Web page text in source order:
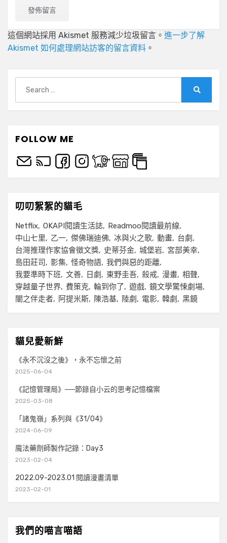
這個網站採用 Akismet 服務減少垃圾留言。 進一步了解
Akismet 如何處理網站訪客的留言資料 。
for:
FOLLOW ME
叨叨絮絮的貓毛
Netflix OKAPI閱讀生活誌
Readmoo閱讀最前線
中山七里
乙一 傑佛瑞迪佛 冰與火之歌 動畫
台劇
台灣推理作家協會徵文獎
史蒂芬金 城堡岩
宮部美幸
島田莊司
影集 怪奇物語 我們與惡的距離
我要準時下班
文善 日劇 東野圭吾 殺戒 漫畫 相聲
穿越量子世界
費策克 輪到你了 遊戲 鏡文學驚悚劇場
闇之伴走者
阿提米斯 陳浩基 陸劇 電影 韓劇 黑鏡
貓兒愛新鮮
《永不沉沒之後》，永不忘懷之前
2025-06-04
《記憶管理局》──節錄自小云的思考記憶檔案
2025-03-08
「諸鬼嶺」系列與《31/04》
2024-06-09
魔法藥劑師製作記錄：Day3
2023-02-04
2022.09-2023.01 閱讀漫畫清單
2023-02-01
我們的喵言喵語